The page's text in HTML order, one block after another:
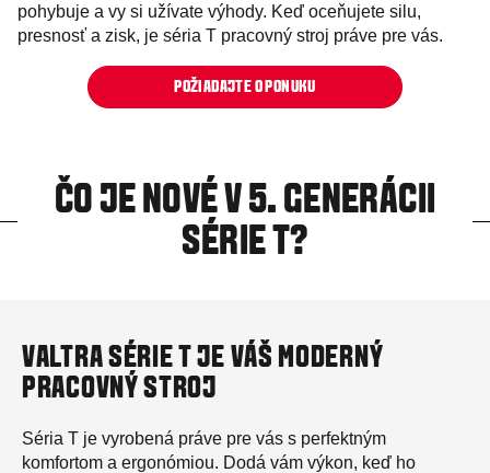
pohybuje a vy si užívate výhody. Keď oceňujete silu,
presnosť a zisk, je séria T pracovný stroj práve pre vás.
POŽIADAJTE O PONUKU
ČO JE NOVÉ V 5. GENERÁCII
SÉRIE T?
VALTRA SÉRIE T JE VÁŠ MODERNÝ
PRACOVNÝ STROJ
Séria T je vyrobená práve pre vás s perfektným
komfortom a ergonómiou. Dodá vám výkon, keď ho